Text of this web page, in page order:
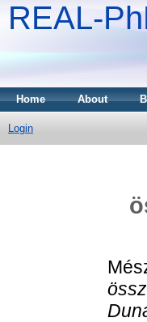
REAL-
Home About
Login